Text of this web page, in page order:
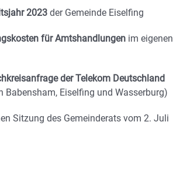
2023 der Gemeinde Eiselfing
für Amtshandlungen im eigenen
der Telekom Deutschland
Babensham, Eiselfing und Wasserburg)
Sitzung des Gemeinderats vom 2. Juli